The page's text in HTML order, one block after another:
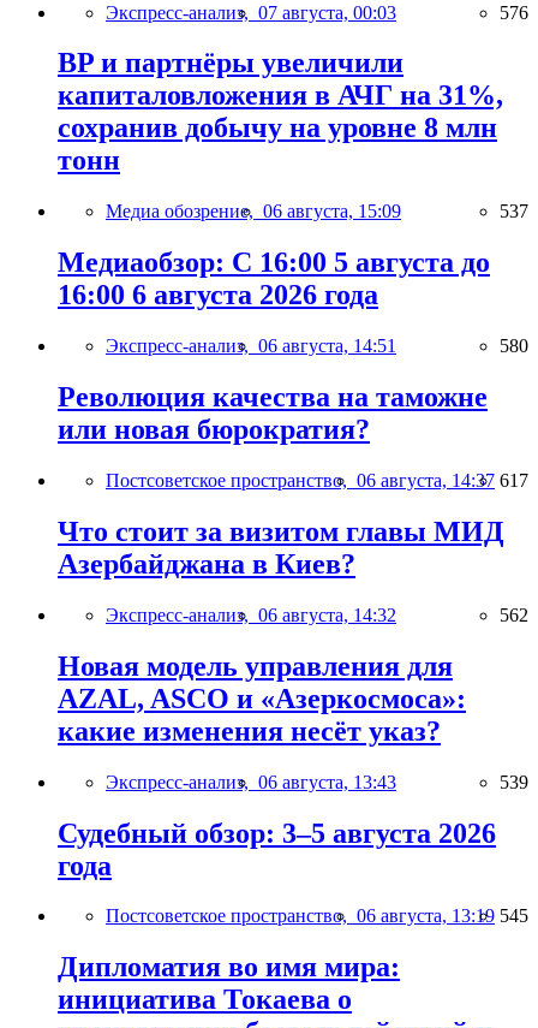
Экспресс-анализ, 07 августа, 00:03 576
BP и партнёры увеличили
капиталовложения в АЧГ на 31%,
сохранив добычу на уровне 8 млн
тонн
Медиа обозрение, 06 августа, 15:09 537
Медиаобзор: С 16:00 5 августа до
16:00 6 августа 2026 года
Экспресс-анализ, 06 августа, 14:51 580
Революция качества на таможне
или новая бюрократия?
Постсоветское пространство, 06 августа, 14:37 617
Что стоит за визитом главы МИД
Азербайджана в Киев?
Экспресс-анализ, 06 августа, 14:32 562
Новая модель управления для
AZAL, ASCO и «Азеркосмоса»:
какие изменения несёт указ?
Экспресс-анализ, 06 августа, 13:43 539
Судебный обзор: 3–5 августа 2026
года
Постсоветское пространство, 06 августа, 13:19 545
Дипломатия во имя мира:
инициатива Токаева о